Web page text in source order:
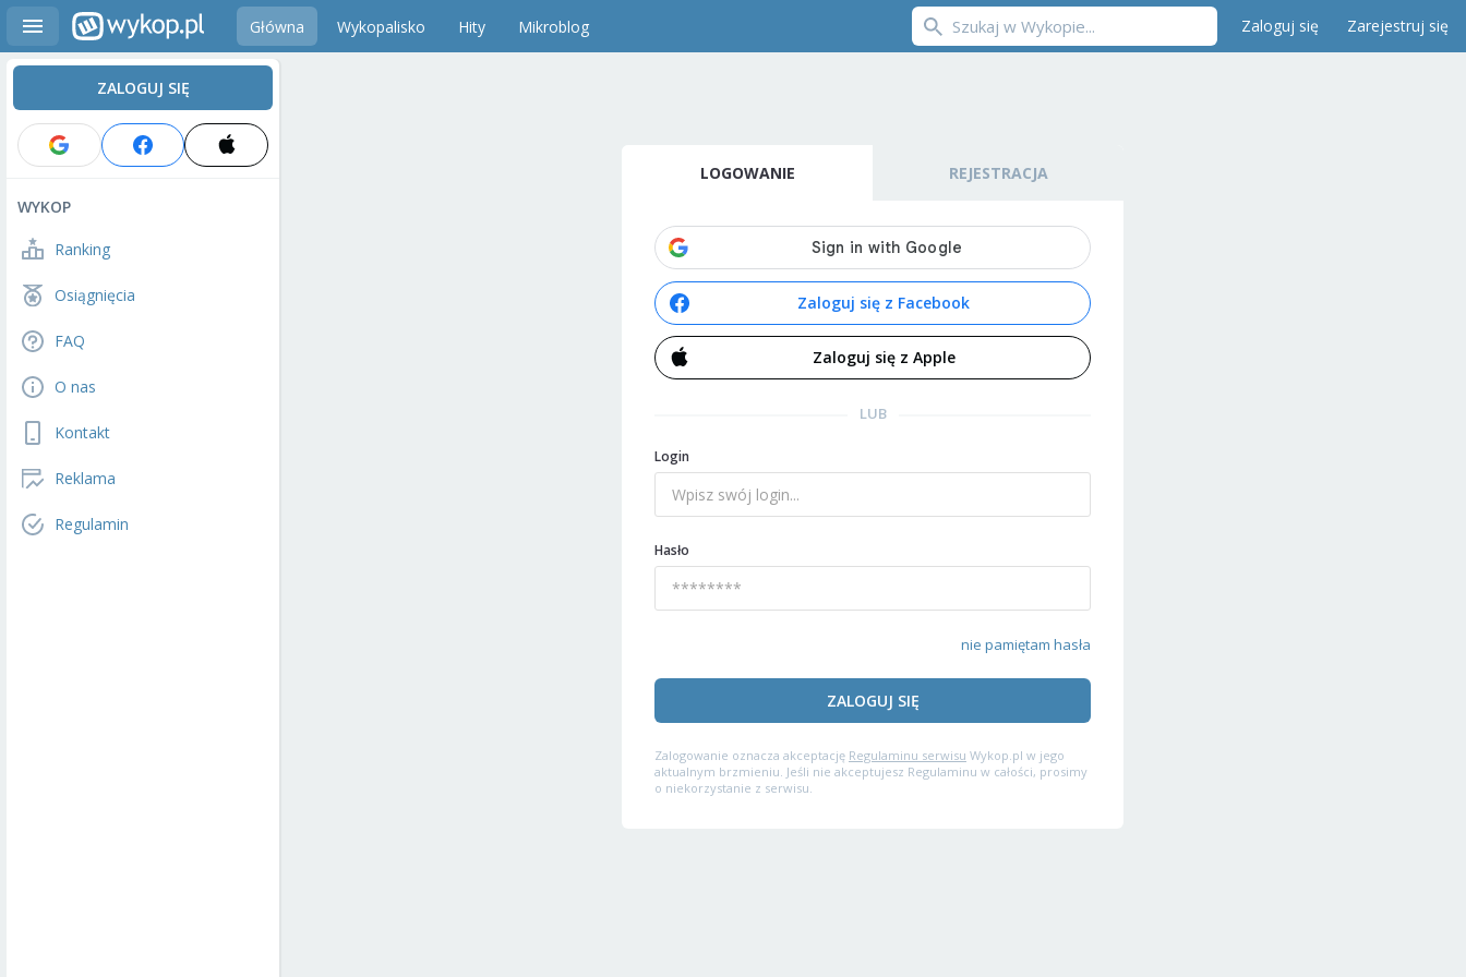
Główna Wykopalisko Hity Mikroblog Zaloguj się Zarejestruj się
ZALOGUJ SIĘ
WYKOP
Ranking
Osiągnięcia
FAQ
O nas
Kontakt
Reklama
Regulamin
LOGOWANIE REJESTRACJA
Zaloguj się z Facebook
Zaloguj się z Apple
LUB
Login
Hasło
nie pamiętam hasła
ZALOGUJ SIĘ
Zalogowanie oznacza akceptację Regulaminu serwisu Wykop.pl w jego
aktualnym brzmieniu. Jeśli nie akceptujesz Regulaminu w całości, prosimy
o niekorzystanie z serwisu.